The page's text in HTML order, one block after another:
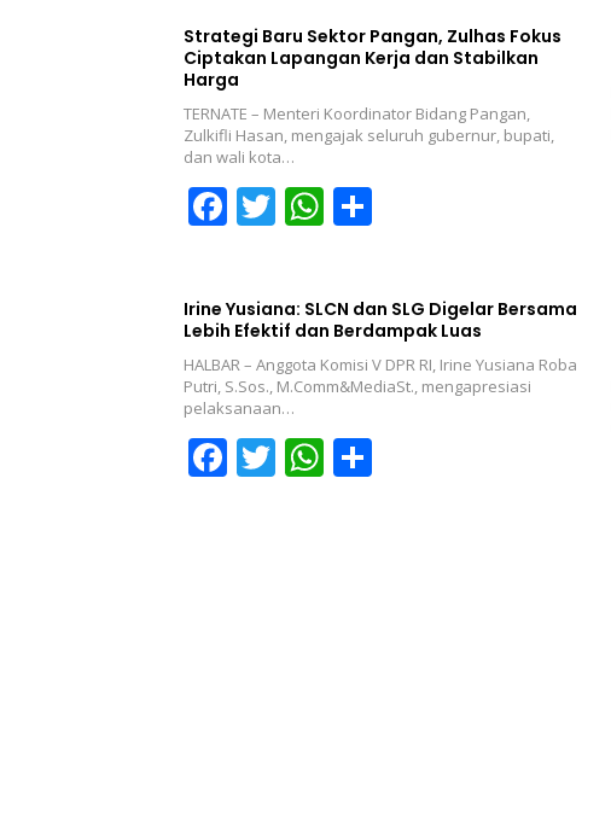
b
o
o
k
er s
A
p
p
e
Strategi Baru Sektor Pangan, Zulhas Fokus
Ciptakan Lapangan Kerja dan Stabilkan
Harga
TERNATE – Menteri Koordinator Bidang Pangan,
Zulkifli Hasan, mengajak seluruh gubernur, bupati,
dan wali kota…
F
b
o
o
k
T
er
W
s
A
p
p
e
Irine Yusiana: SLCN dan SLG Digelar Bersama
Lebih Efektif dan Berdampak Luas
HALBAR – Anggota Komisi V DPR RI, Irine Yusiana Roba
Putri, S.Sos., M.Comm&MediaSt., mengapresiasi
pelaksanaan…
F T W